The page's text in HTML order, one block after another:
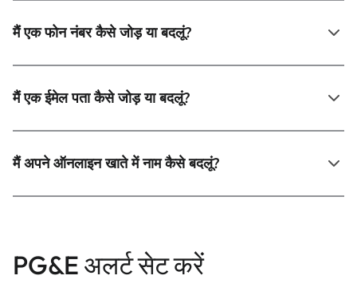
मैं एक फोन नंबर कैसे जोड़ या बदलूं?
मैं एक ईमेल पता कैसे जोड़ या बदलूं?
मैं अपने ऑनलाइन खाते में नाम कैसे बदलूं?
PG&E अलर्ट सेट करें